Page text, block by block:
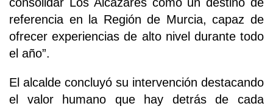
referencia en la Región de Murcia, capaz de
ofrecer experiencias de alto nivel durante todo
el año”.
El alcalde concluyó su intervención destacando
el valor humano que hay detrás de cada